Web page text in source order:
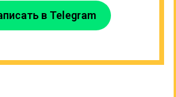
в Telegram